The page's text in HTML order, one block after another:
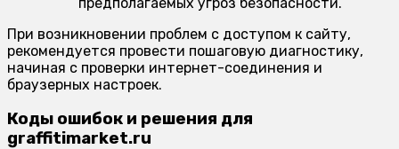
При возникновении проблем с доступом к сайту,
рекомендуется провести пошаговую диагностику,
начиная с проверки интернет-соединения и
браузерных настроек.
Коды ошибок и решения для
graffitimarket.ru